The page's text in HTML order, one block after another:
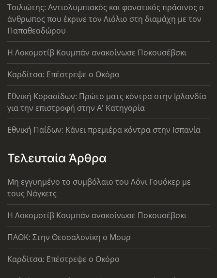
Τσιλιώτης: Αντιολυμπιακός και φανατικός πράσινος ο
άνθρωπος που έκρινε τον Λιόλιο στη διαμάχη με τον
Παπαθεοδώρου
Η Λοκομοτίβ Κουμπάν ανακοίνωσε Ποκουσέβσκι
Καρδίτσα: Επέστρεψε ο Οκόρο
Εθνική Κορασίδων: Πρώτο ματς κόντρα στην Ιρλανδία
για την επιστροφή στην Α' Κατηγορία
Εθνική Παίδων: Κάνει πρεμιέρα κόντρα στην Ισπανία
Τελευταία Άρθρα
Μη εγγυημένο το συμβόλαιο του Λόνι Γουόκερ με
τους Νάγκετς
Η Λοκομοτίβ Κουμπάν ανακοίνωσε Ποκουσέβσκι
ΠΑΟΚ: Στην Θεσσαλονίκη ο Μουρ
Καρδίτσα: Επέστρεψε ο Οκόρο